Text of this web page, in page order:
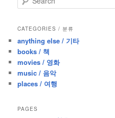
e
r
h
CATEGORIES / 분류
anything else / 기타
books / 책
movies / 영화
music / 음악
places / 여행
PAGES